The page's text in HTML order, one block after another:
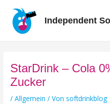
Inhalt
springen
Independent
StarDrink – Cola
Zucker
/Allgemein / Von softdrinkblog